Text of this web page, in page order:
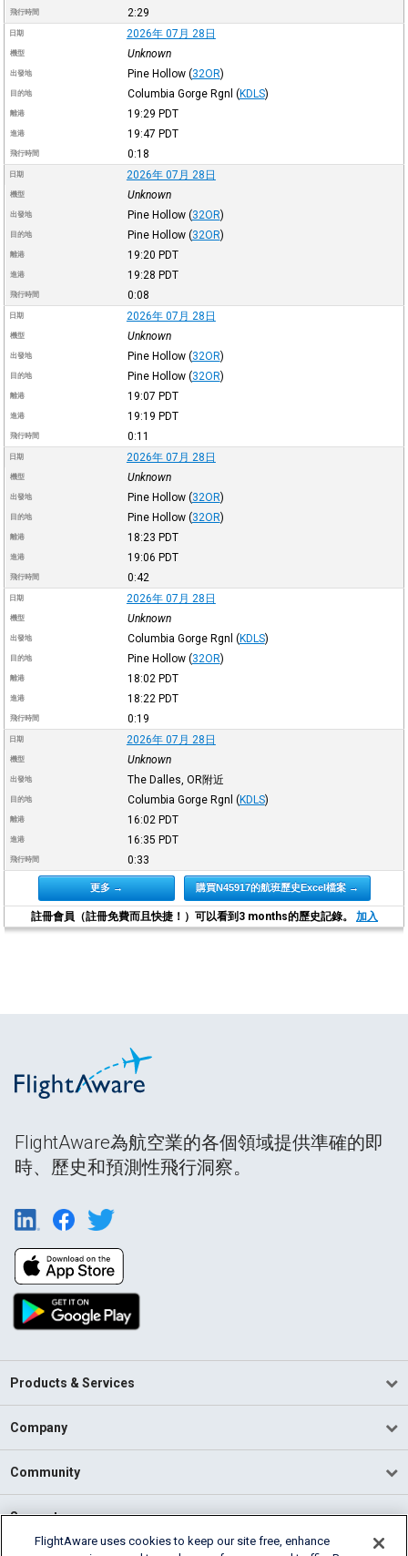
飛行時間 2:29
日期 2026年 07月 28日
機型 Unknown
出發地 Pine Hollow (32OR)
目的地 Columbia Gorge Rgnl (KDLS)
離港 19:29 PDT
進港 19:47 PDT
飛行時間 0:18
日期 2026年 07月 28日
機型 Unknown
出發地 Pine Hollow (32OR)
目的地 Pine Hollow (32OR)
離港 19:20 PDT
進港 19:28 PDT
飛行時間 0:08
日期 2026年 07月 28日
機型 Unknown
出發地 Pine Hollow (32OR)
目的地 Pine Hollow (32OR)
離港 19:07 PDT
進港 19:19 PDT
飛行時間 0:11
日期 2026年 07月 28日
機型 Unknown
出發地 Pine Hollow (32OR)
目的地 Pine Hollow (32OR)
離港 18:23 PDT
進港 19:06 PDT
飛行時間 0:42
日期 2026年 07月 28日
機型 Unknown
出發地 Columbia Gorge Rgnl (KDLS)
目的地 Pine Hollow (32OR)
離港 18:02 PDT
進港 18:22 PDT
飛行時間 0:19
日期 2026年 07月 28日
機型 Unknown
出發地 The Dalles, OR附近
目的地 Columbia Gorge Rgnl (KDLS)
離港 16:02 PDT
進港 16:35 PDT
飛行時間 0:33
更多 → 購買N45917的航班歷史Excel檔案 →
註冊會員（註冊免費而且快捷！）可以看到3 months的歷史記錄。 加入
FlightAware為航空業的各個領域提供準確的即
時、歷史和預測性飛行洞察。
Products & Services
Company
Community
Support
FlightAware uses cookies to keep our site free, enhance